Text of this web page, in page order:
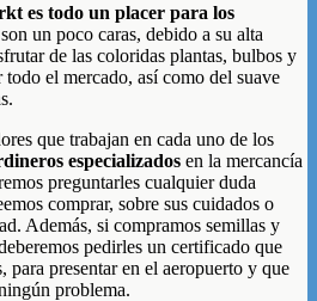
es todo un placer para los
un poco caras, debido a su alta
de las coloridas plantas, bulbos y
el mercado, así como del suave
que trabajan en cada uno de los
especializados en la mercancía
preguntarles cualquier duda
comprar, sobre sus cuidados o
Además, si compramos semillas y
pedirles un certificado que
para presentar en el aeropuerto y que
problema.